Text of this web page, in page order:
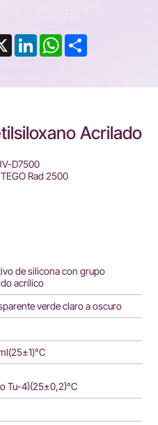
X LinkedInWhatsApp
Acrilado
D7500
TEGO Rad 2500
de silicona con grupo
acrílico
verde claro a oscuro
Tu-4)(25±0,2)°C